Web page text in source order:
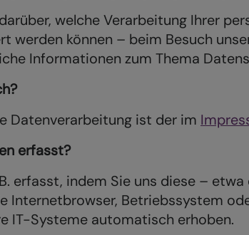
welche Verarbeitung Ihrer
werden können – beim Besuch
Informationen zum Thema
Datenverarbeitung ist der im
erfasst?
erfasst, indem Sie uns diese –
Internetbrowser, Betriebssystem
IT-Systeme automatisch erhoben.